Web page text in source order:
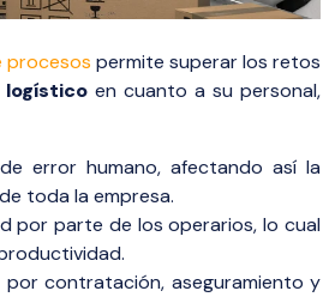
procesos permite superar los retos
en cuanto a su personal,
error humano, afectando así la
toda la empresa.
por parte de los operarios, lo cual
por contratación, aseguramiento y